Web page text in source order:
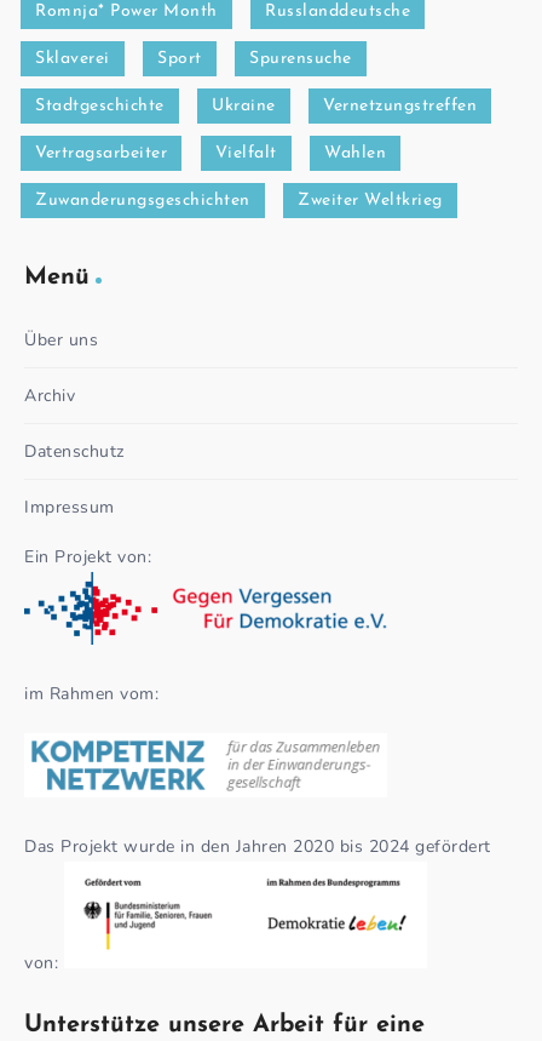
Romnja* Power Month Russlanddeutsche
Sklaverei Sport Spurensuche
Stadtgeschichte Ukraine Vernetzungstreffen
Vertragsarbeiter Vielfalt Wahlen
Zuwanderungsgeschichten Zweiter Weltkrieg
Menü
Über uns
Archiv
Datenschutz
Impressum
Ein Projekt von:
im Rahmen vom:
Das Projekt wurde in den Jahren 2020 bis 2024 gefördert
von:
Unterstütze unsere Arbeit für eine